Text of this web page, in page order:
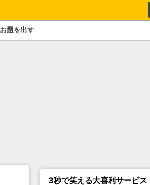
お題を出す
3秒で笑える大喜利サービス